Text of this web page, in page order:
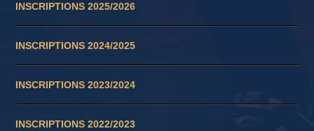
INSCRIPTIONS 2025/2026
INSCRIPTIONS 2024/2025
INSCRIPTIONS 2023/2024
INSCRIPTIONS 2022/2023